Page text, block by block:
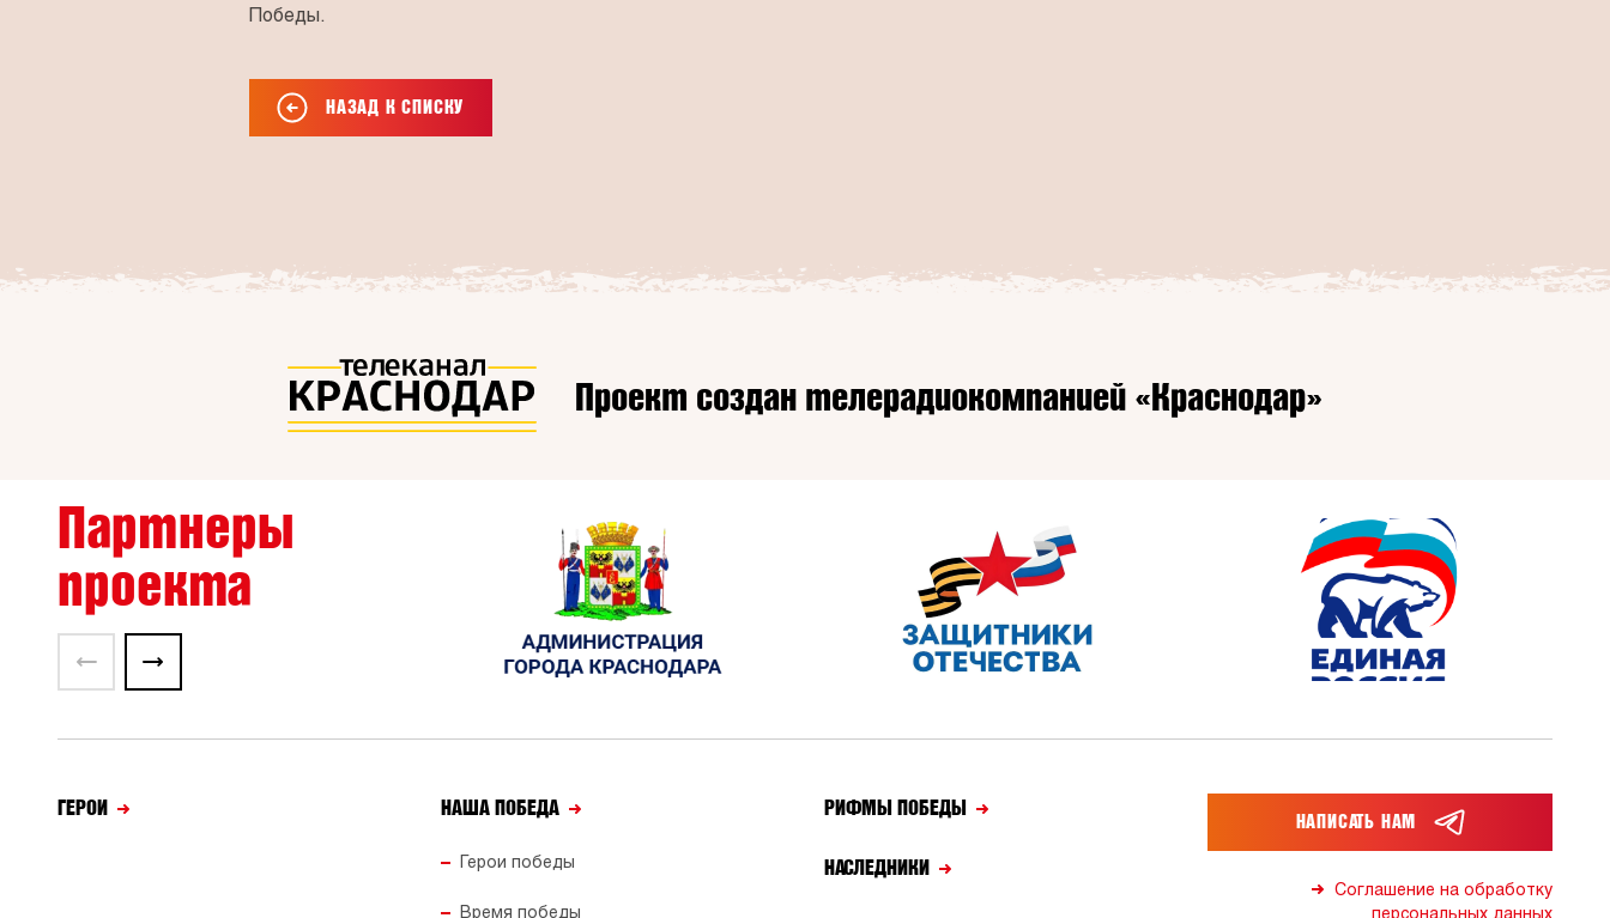
Победы.
НАЗАД К СПИСКУ
Проект создан телерадиокомпанией «Краснодар»
Партнеры
проекта
ГЕРОИ НАША ПОБЕДА
Герои победы
Время победы
РИФМЫ ПОБЕДЫ
НАСЛЕДНИКИ
НАПИСАТЬ НАМ
Соглашение на обработку